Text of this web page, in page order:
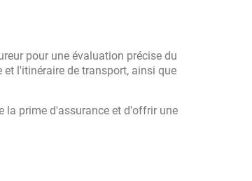
pour une évaluation précise du
l'itinéraire de transport, ainsi que
la prime d'assurance et d'offrir une